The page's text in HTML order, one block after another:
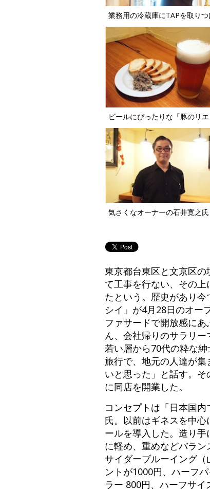
業務用の冷蔵庫にTAPを取りつ
ビールにぴったりな「豚のリ
気さくなオーナーの石井寛之氏
東京都台東区と文京区
て工事を行ない、その
たという。歴史があり
シイ」が4月28日のオー
ファサードで開放感に
ん、会社帰りのサラリ
若い層から70代の粋な
旅行で、地元の人達が
いと思った」と話す。
に同店を開業した。
コンセプトは「日本国
氏。以前はギネスを中
ールを導入した。造り
に軽め、重めなどバラ
サイダーブルーイング
ントが1000円、ハーフ
ラー 800円、ハーフサ